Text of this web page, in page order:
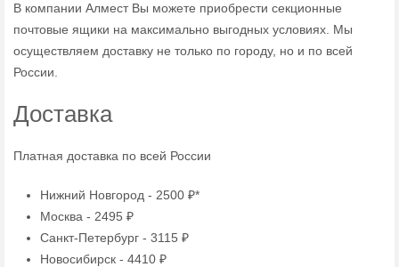
В компании Алмест Вы можете приобрести секционные
почтовые ящики на максимально выгодных условиях. Мы
осуществляем доставку не только по городу, но и по всей
России.
Доставка
Платная доставка по всей России
Нижний Новгород - 2500 ₽*
Москва - 2495 ₽
Санкт-Петербург - 3115 ₽
Новосибирск - 4410 ₽